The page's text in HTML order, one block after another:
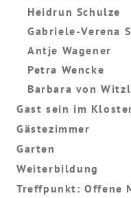
Heidrun Schulze
Gabriele-Verena
Antje Wagener
Petra Wencke
Barbara von
Gast sein im
Gästezimmer
Garten
Weiterbildung
Treffpunkt: Offene